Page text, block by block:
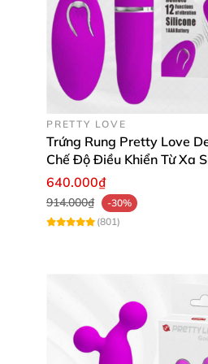
Màu sắc: Tím
Những thông số
Động cơ mạnh mẽ
Trứng rung hoạt
PRETTY LOVE
Trứng Rung Pretty Love
Chế Độ Điều Khiển Từ Xa
640.000₫
914.000₫
-30%
(801)